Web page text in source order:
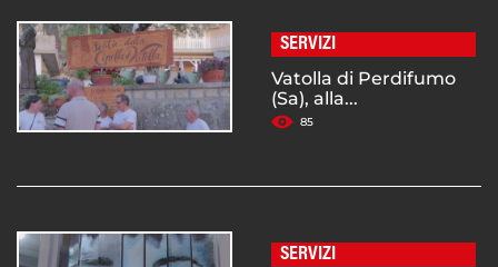
SERVIZI
Vatolla di Perdifumo
(Sa), alla...
85
SERVIZI